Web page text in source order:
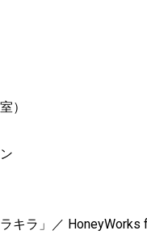
）
キラ」／ HoneyWorks